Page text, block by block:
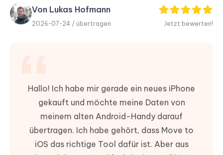
Editor
Von Lukas Hofmann
2026-07-24 / übertragen Jetzt bewerten!
Hallo! Ich habe mir gerade ein neues iPhone
gekauft und möchte meine Daten von
meinem alten Android-Handy darauf
übertragen. Ich habe gehört, dass Move to
iOS das richtige Tool dafür ist. Aber aus